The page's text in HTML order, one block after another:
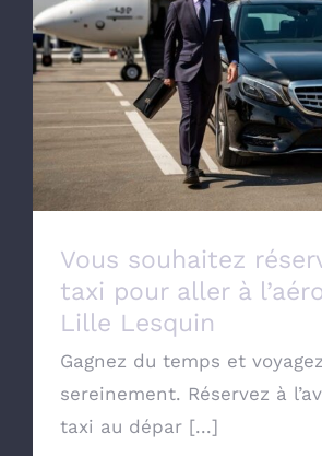
Vous souhaitez réserver un
à l’aéroport de Lille
Vous souhaitez
taxi pour aller à
Lille Lesquin
Gagnez du temps et voyagez
sereinement. Réservez à
taxi au dépar [...]